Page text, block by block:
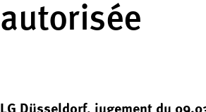
autorisée
LG Düsseldorf, jugement du